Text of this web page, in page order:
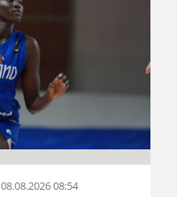
08.08.2026 08:54